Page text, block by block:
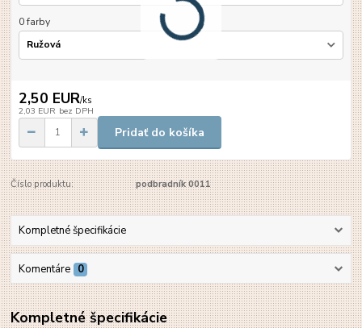
0 farby
2,50 EUR/ks
2,03 EUR bez DPH
Pridať do košíka
Číslo produktu: podbradník 0011
Kompletné špecifikácie
Komentáre 0
Kompletné špecifikácie